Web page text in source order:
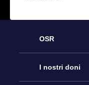
OSR
Assistenza
I nostri doni